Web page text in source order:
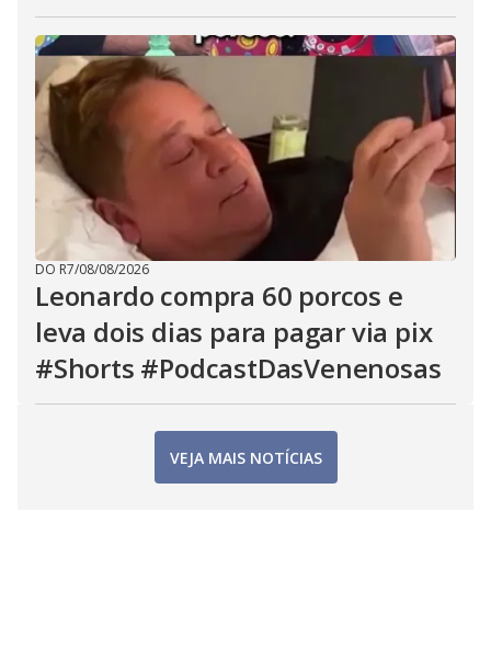
DO R7/08/08/2026
Leonardo compra 60 porcos e
leva dois dias para pagar via pix
#Shorts #PodcastDasVenenosas
VEJA MAIS NOTÍCIAS